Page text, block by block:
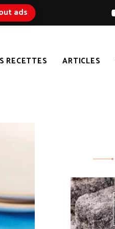
ads
RECETTES ARTICLES